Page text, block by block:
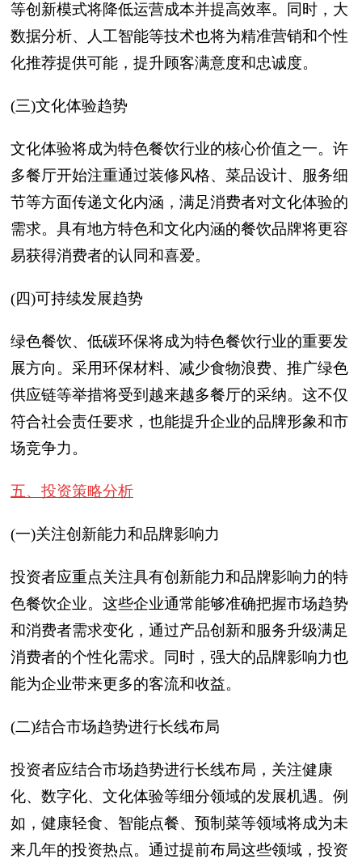
等创新模式将降低运营成本并提高效率。同时，大
数据分析、人工智能等技术也将为精准营销和个性
化推荐提供可能，提升顾客满意度和忠诚度。
(三)文化体验趋势
文化体验将成为特色餐饮行业的核心价值之一。许
多餐厅开始注重通过装修风格、菜品设计、服务细
节等方面传递文化内涵，满足消费者对文化体验的
需求。具有地方特色和文化内涵的餐饮品牌将更容
易获得消费者的认同和喜爱。
(四)可持续发展趋势
绿色餐饮、低碳环保将成为特色餐饮行业的重要发
展方向。采用环保材料、减少食物浪费、推广绿色
供应链等举措将受到越来越多餐厅的采纳。这不仅
符合社会责任要求，也能提升企业的品牌形象和市
场竞争力。
五、投资策略分析
(一)关注创新能力和品牌影响力
投资者应重点关注具有创新能力和品牌影响力的特
色餐饮企业。这些企业通常能够准确把握市场趋势
和消费者需求变化，通过产品创新和服务升级满足
消费者的个性化需求。同时，强大的品牌影响力也
能为企业带来更多的客流和收益。
(二)结合市场趋势进行长线布局
投资者应结合市场趋势进行长线布局，关注健康
化、数字化、文化体验等细分领域的发展机遇。例
如，健康轻食、智能点餐、预制菜等领域将成为未
来几年的投资热点。通过提前布局这些领域，投资